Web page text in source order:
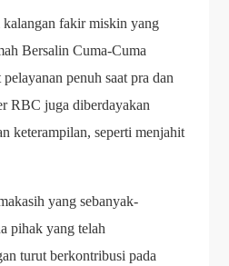
fakir miskin yang
Bersalin Cuma-Cuma
penuh saat pra dan
RBC juga diberdayakan
keterampilan, seperti menjahit
yang sebanyak-
pihak yang telah
turut berkontribusi pada